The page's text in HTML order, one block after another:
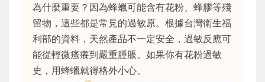
為什麼重要？因為蜂蠟可能含有花粉、蜂膠等殘
留物，這些都是常見的過敏原。根據台灣衛生福
利部的資料，天然產品不一定安全，過敏反應可
能從輕微瘙癢到嚴重腫脹。如果你有花粉過敏
史，用蜂蠟就得格外小心。